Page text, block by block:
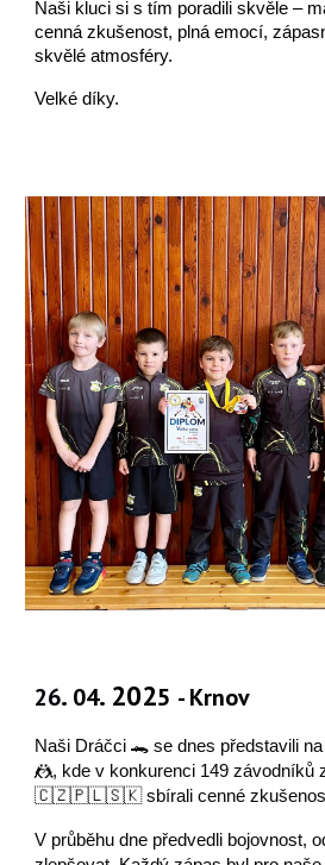
Naši kluci si s tím poradili skvěle –
cenná zkušenost, plná emocí,
skvělé atmosféry.
Velké díky.
26. 04. 2025 - Krnov
Naši Dráčci 🐊 se dnes představili
🤼, kde v konkurenci 149 závodníků
🇨🇿🇵🇱🇸🇰 sbírali cenné
V průběhu dne předvedli bojovnost,